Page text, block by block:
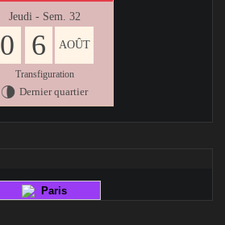
Jeudi - Sem. 32
0 6 AOÛT
Transfiguration
U Dernier quartier
Paris